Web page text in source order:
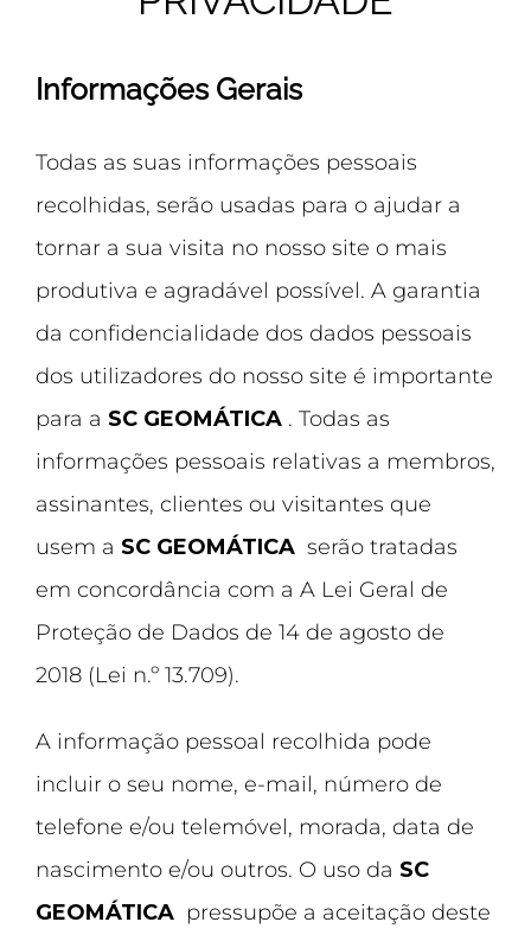
Informações Gerais
Todas as suas informações pessoais
recolhidas, serão usadas para o ajudar a
tornar a sua visita no nosso site o mais
produtiva e agradável possível. A garantia
da confidencialidade dos dados pessoais
dos utilizadores do nosso site é importante
para a SC GEOMÁTICA . Todas as
informações pessoais relativas a membros,
assinantes, clientes ou visitantes que
usem a SC GEOMÁTICA serão tratadas
em concordância com a A Lei Geral de
Proteção de Dados de 14 de agosto de
2018 (Lei n.º 13.709).
A informação pessoal recolhida pode
incluir o seu nome, e-mail, número de
telefone e/ou telemóvel, morada, data de
nascimento e/ou outros. O uso da SC
GEOMÁTICA pressupõe a aceitação deste